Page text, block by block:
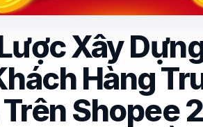
Xây
Hàng
Shopee